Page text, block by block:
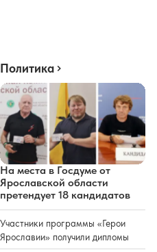
Политика
На места в Госдуме от
Ярославской области
претендует 18 кандидатов
Участники программы «Герои
Ярославии» получили дипломы